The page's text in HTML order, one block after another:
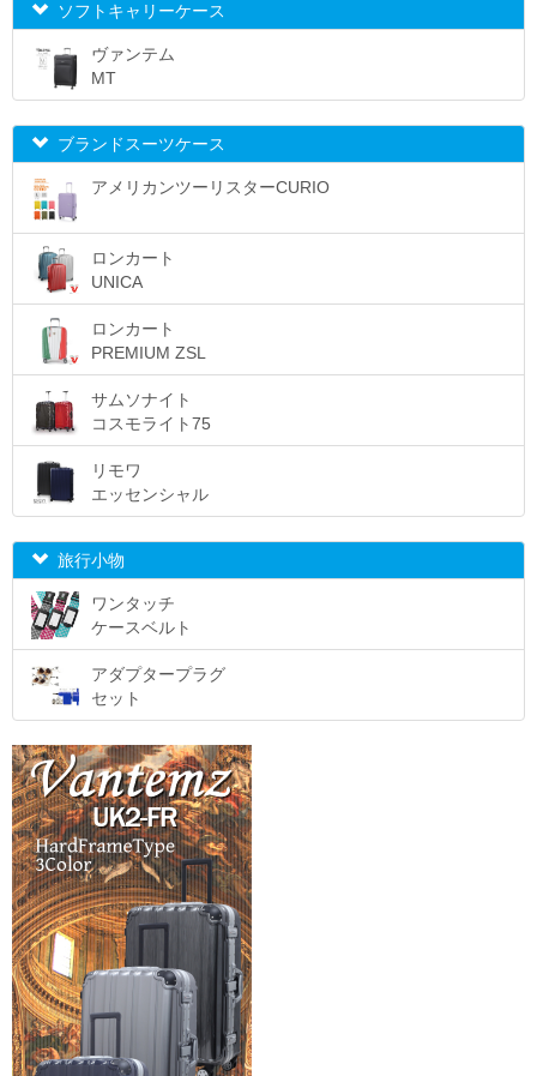
ソフトキャリーケース
ヴァンテム
MT
ブランドスーツケース
アメリカンツーリスターCURIO
ロンカート
UNICA
ロンカート
PREMIUM ZSL
サムソナイト
コスモライト75
リモワ
エッセンシャル
旅行小物
ワンタッチ
ケースベルト
アダプタープラグ
セット